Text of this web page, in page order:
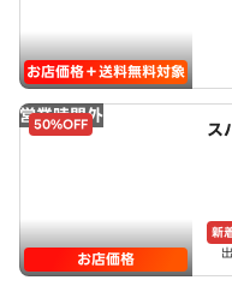
お店価格＋送料無料対象
営業時間外
50%OFF
お店価格
ス
新